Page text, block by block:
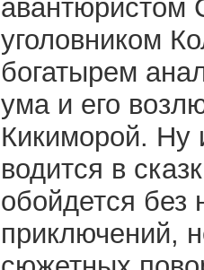
уголовником
богатырем
ума и его
Кикиморой. Ну
водится в
обойдется без
приключений,